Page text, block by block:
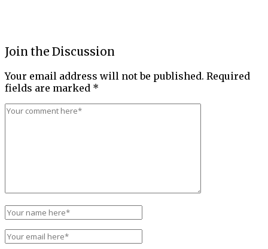
Join the Discussion
Your email address will not be published. Required
fields are marked *